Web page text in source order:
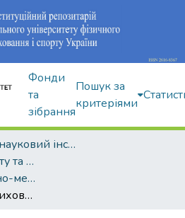
Фонди
та
зібрання
Пошук за
критеріями
Навчально-науковий інститут здоров'я, реабілітації та фізичного виховання
Кафедра кіберспорту та інформаційних технологій
Навчальні, навчально-методичні видання
Засоби фізичного виховання як захід відновлення розумової працездатності студентів в умовах інформатизації освіти